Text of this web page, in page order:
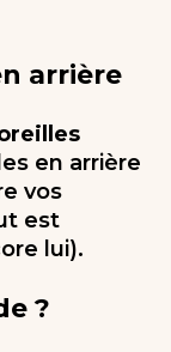
arrière
en arrière
vos
est
lui).
?